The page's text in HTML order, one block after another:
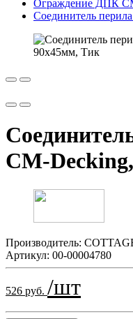
Ограждение ДПК
Соединитель
СM-
Производитель:
Артикул: 00-00004780
526 руб. /шт